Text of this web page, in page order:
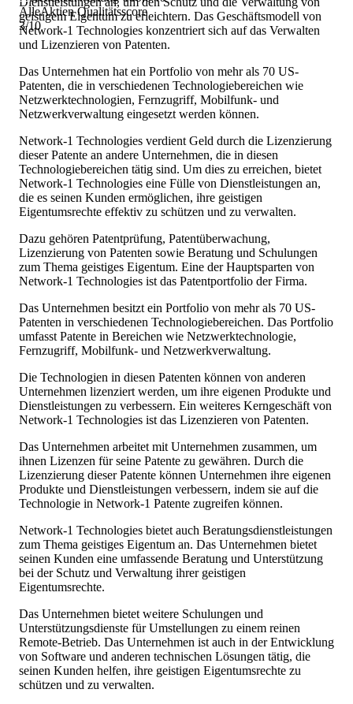
AlleAktien Qualitätsscore
3/10
geistigem Eigentum zu erleichtern. Das Geschäftsmodell von
Network-1 Technologies konzentriert sich auf das Verwalten
und Lizenzieren von Patenten.
Das Unternehmen hat ein Portfolio von mehr als 70 US-
Patenten, die in verschiedenen Technologiebereichen wie
Netzwerktechnologien, Fernzugriff, Mobilfunk- und
Netzwerkverwaltung eingesetzt werden können.
Network-1 Technologies verdient Geld durch die Lizenzierung
dieser Patente an andere Unternehmen, die in diesen
Technologiebereichen tätig sind. Um dies zu erreichen, bietet
Network-1 Technologies eine Fülle von Dienstleistungen an,
die es seinen Kunden ermöglichen, ihre geistigen
Eigentumsrechte effektiv zu schützen und zu verwalten.
Dazu gehören Patentprüfung, Patentüberwachung,
Lizenzierung von Patenten sowie Beratung und Schulungen
zum Thema geistiges Eigentum. Eine der Hauptsparten von
Network-1 Technologies ist das Patentportfolio der Firma.
Das Unternehmen besitzt ein Portfolio von mehr als 70 US-
Patenten in verschiedenen Technologiebereichen. Das Portfolio
umfasst Patente in Bereichen wie Netzwerktechnologie,
Fernzugriff, Mobilfunk- und Netzwerkverwaltung.
Die Technologien in diesen Patenten können von anderen
Unternehmen lizenziert werden, um ihre eigenen Produkte und
Dienstleistungen zu verbessern. Ein weiteres Kerngeschäft von
Network-1 Technologies ist das Lizenzieren von Patenten.
Das Unternehmen arbeitet mit Unternehmen zusammen, um
ihnen Lizenzen für seine Patente zu gewähren. Durch die
Lizenzierung dieser Patente können Unternehmen ihre eigenen
Produkte und Dienstleistungen verbessern, indem sie auf die
Technologie in Network-1 Patente zugreifen können.
Network-1 Technologies bietet auch Beratungsdienstleistungen
zum Thema geistiges Eigentum an. Das Unternehmen bietet
seinen Kunden eine umfassende Beratung und Unterstützung
bei der Schutz und Verwaltung ihrer geistigen
Eigentumsrechte.
Das Unternehmen bietet weitere Schulungen und
Unterstützungsdienste für Umstellungen zu einem reinen
Remote-Betrieb. Das Unternehmen ist auch in der Entwicklung
von Software und anderen technischen Lösungen tätig, die
seinen Kunden helfen, ihre geistigen Eigentumsrechte zu
schützen und zu verwalten.